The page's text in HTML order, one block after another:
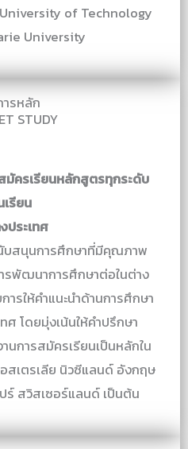
of Technology
University
รหลัก
STUDY
มัครเรียนหลักสูตรทุกระดับ
เรียน
ประเทศ
บสนุนการศึกษาที่มีคุณภาพ
รพัฒนาการศึกษาต่อในต่าง
ารให้คำแนะนำด้านการศึกษา
ศ โดยมุ่งเน้นให้คำปรึกษา
นการสมัครเรียนเป็นหลักใน
สเตรเลีย นิวซีแลนด์ อังกฤษ
ร์ สวิสเซอร์แลนด์ เป็นต้น